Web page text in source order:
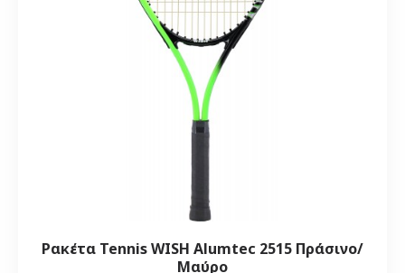
Ρακέτα Tennis WISH Alumtec 2515 Πράσινο/
Μαύρο